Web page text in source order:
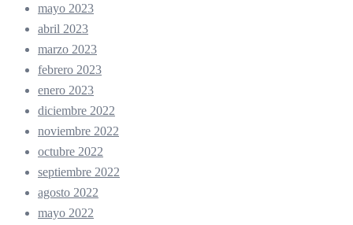
mayo 2023
abril 2023
marzo 2023
febrero 2023
enero 2023
diciembre 2022
noviembre 2022
octubre 2022
septiembre 2022
agosto 2022
mayo 2022